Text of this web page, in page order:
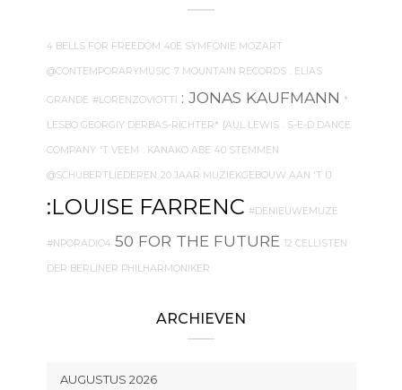
4 BELLS FOR FREEDOM 40E SYMFONIE MOZART
@CONTEMPORARYMUSIC 7 MOUNTAIN RECORDS . ELIAS
GRANDE #LORENZOVIOTTI : JONAS KAUFMANN *
LESBO GEORGIY DERBAS-RICHTER* {AUL LEWIS . S-E-D DANCE
COMPANY 'T VEEM . KANAKO ABE 40 STEMMEN
@SCHUBERTLIEDEREN 20 JAAR MUZIEKGEBOUW AAN 'T IJ
:LOUISE FARRENC #DENIEUWEMUZE
#NPORADIO4 50 FOR THE FUTURE 12 CELLISTEN
DER BERLINER PHILHARMONIKER
ARCHIEVEN
AUGUSTUS 2026